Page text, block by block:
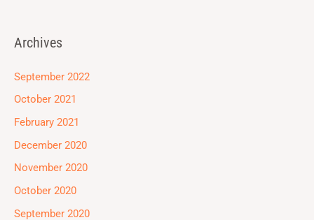
Archives
September 2022
October 2021
February 2021
December 2020
November 2020
October 2020
September 2020